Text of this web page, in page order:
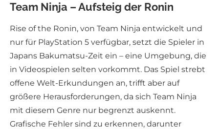
Team Ninja – Aufsteig der Ronin
Rise of the Ronin, von Team Ninja entwickelt und
nur für PlayStation 5 verfügbar, setzt die Spieler in
Japans Bakumatsu-Zeit ein – eine Umgebung, die
in Videospielen selten vorkommt. Das Spiel strebt
offene Welt-Erkundungen an, trifft aber auf
größere Herausforderungen, da sich Team Ninja
mit diesem Genre nur begrenzt auskennt.
Grafische Fehler sind zu erkennen, darunter